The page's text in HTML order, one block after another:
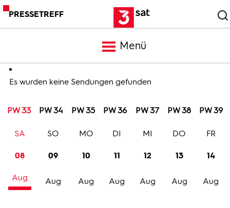
PRESSETREFF
Menü
Meldungen
Programm
Trailer
Es wurden keine Sendungen gefunden
PW 33 PW 34 PW 35 PW 36 PW 37 PW 38 PW 39
08
Aug
SA
09
Aug
SO
10
Aug
MO
11
Aug
DI
12
Aug
MI
13
Aug
DO
14
Aug
FR